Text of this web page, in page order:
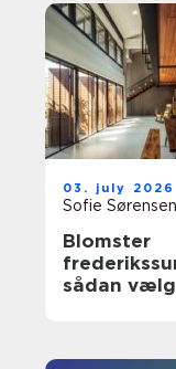
03. july 2026
Sofie Sørensen
Blomster
sådan